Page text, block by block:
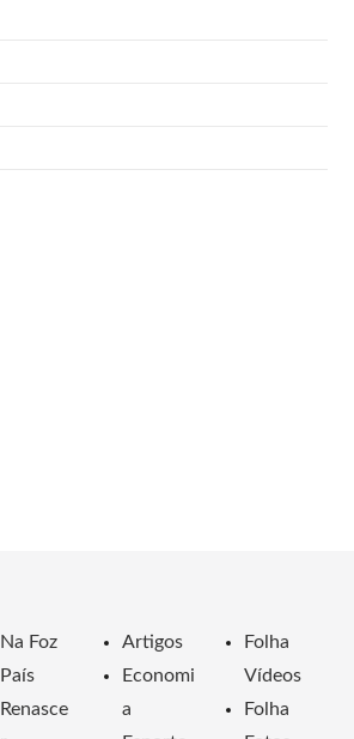
Na Foz
País
Renasce
Artigos
Economi
a
Folha
Vídeos
Folha